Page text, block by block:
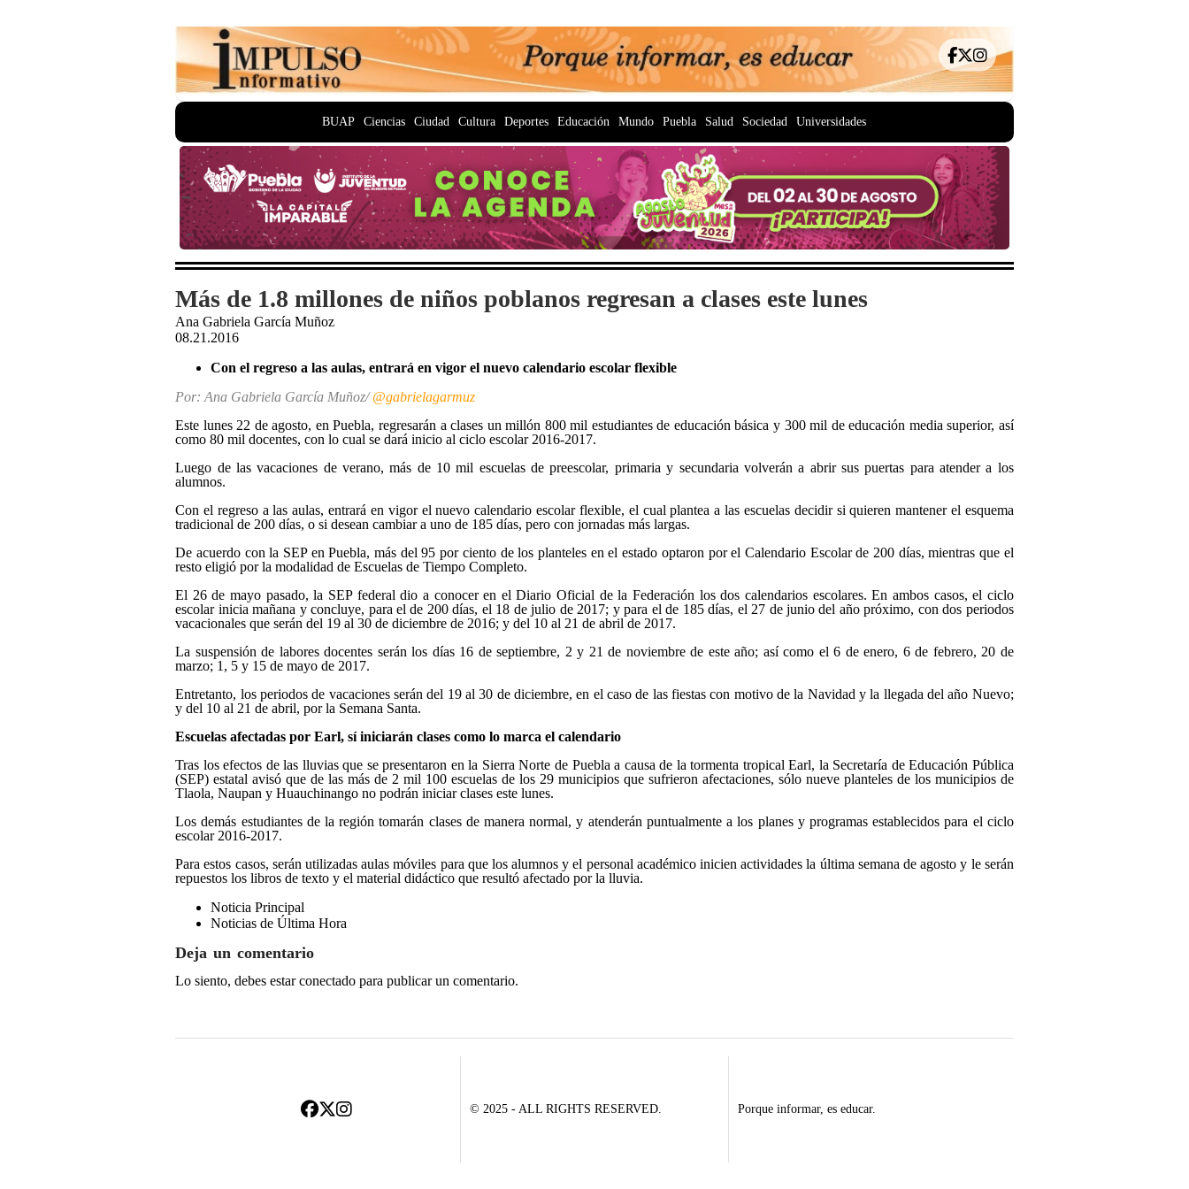
BUAP Ciencias Ciudad Cultura Deportes Educación Mundo Puebla Salud Sociedad Universidades
Más de 1.8 millones de niños poblanos regresan a clases este lunes
Ana Gabriela García Muñoz
08.21.2016
Con el regreso a las aulas, entrará en vigor el nuevo calendario escolar flexible
Por: Ana Gabriela García Muñoz/ @gabrielagarmuz
Este lunes 22 de agosto, en Puebla, regresarán a clases un millón 800 mil estudiantes de educación básica y 300 mil de educación media superior, así
como 80 mil docentes, con lo cual se dará inicio al ciclo escolar 2016-2017.
Luego de las vacaciones de verano, más de 10 mil escuelas de preescolar, primaria y secundaria volverán a abrir sus puertas para atender a los
alumnos.
Con el regreso a las aulas, entrará en vigor el nuevo calendario escolar flexible, el cual plantea a las escuelas decidir si quieren mantener el esquema
tradicional de 200 días, o si desean cambiar a uno de 185 días, pero con jornadas más largas.
De acuerdo con la SEP en Puebla, más del 95 por ciento de los planteles en el estado optaron por el Calendario Escolar de 200 días, mientras que el
resto eligió por la modalidad de Escuelas de Tiempo Completo.
El 26 de mayo pasado, la SEP federal dio a conocer en el Diario Oficial de la Federación los dos calendarios escolares. En ambos casos, el ciclo
escolar inicia mañana y concluye, para el de 200 días, el 18 de julio de 2017; y para el de 185 días, el 27 de junio del año próximo, con dos periodos
vacacionales que serán del 19 al 30 de diciembre de 2016; y del 10 al 21 de abril de 2017.
La suspensión de labores docentes serán los días 16 de septiembre, 2 y 21 de noviembre de este año; así como el 6 de enero, 6 de febrero, 20 de
marzo; 1, 5 y 15 de mayo de 2017.
Entretanto, los periodos de vacaciones serán del 19 al 30 de diciembre, en el caso de las fiestas con motivo de la Navidad y la llegada del año Nuevo;
y del 10 al 21 de abril, por la Semana Santa.
Escuelas afectadas por Earl, sí iniciarán clases como lo marca el calendario
Tras los efectos de las lluvias que se presentaron en la Sierra Norte de Puebla a causa de la tormenta tropical Earl, la Secretaría de Educación Pública
(SEP) estatal avisó que de las más de 2 mil 100 escuelas de los 29 municipios que sufrieron afectaciones, sólo nueve planteles de los municipios de
Tlaola, Naupan y Huauchinango no podrán iniciar clases este lunes.
Los demás estudiantes de la región tomarán clases de manera normal, y atenderán puntualmente a los planes y programas establecidos para el ciclo
escolar 2016-2017.
Para estos casos, serán utilizadas aulas móviles para que los alumnos y el personal académico inicien actividades la última semana de agosto y le serán
repuestos los libros de texto y el material didáctico que resultó afectado por la lluvia.
Noticia Principal
Noticias de Última Hora
Deja un comentario
Lo siento, debes estarconectado para publicar un comentario.
© 2025 - ALL RIGHTS RESERVED. Porque informar, es educar.